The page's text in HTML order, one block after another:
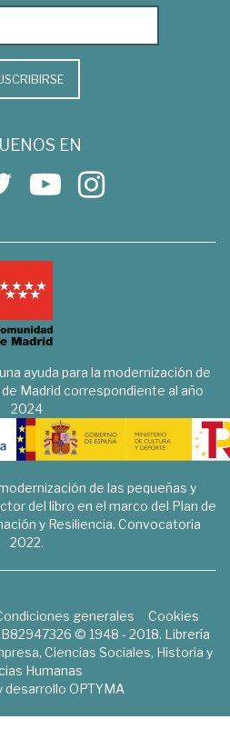
EN
ayuda para la modernización de
de Madrid correspondiente al año
2024
de las pequeñas y
del libro en el marco del Plan de
y Resiliencia. Convocatoria
2022.
generales
Cookies
© 1948 - 2018. Librería
Ciencias Sociales, Historia y
Humanas
desarrollo OPTYMA